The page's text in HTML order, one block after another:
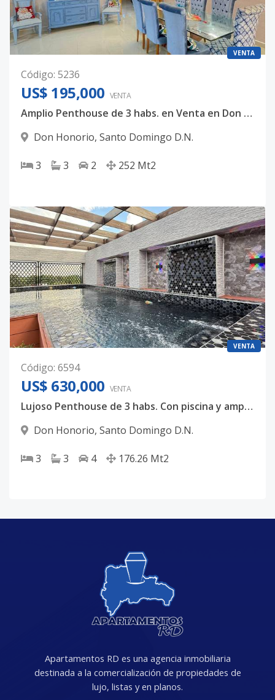
VENTA
Código: 5236
US$ 195,000 VENTA
Amplio Penthouse de 3 habs. en Venta en Don Honorio
Don Honorio, Santo Domingo D.N.
3 3 2 252 Mt2
VENTA
Código: 6594
US$ 630,000 VENTA
Lujoso Penthouse de 3 habs. Con piscina y amplia terraza en VENTA
Don Honorio, Santo Domingo D.N.
3 3 4 176.26 Mt2
Apartamentos RD es una agencia inmobiliaria
destinada a la comercialización de propiedades de
lujo, listas y en planos.